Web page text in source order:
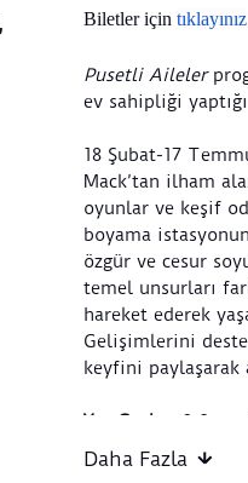
Biletler için tıklayınız
Pusetli Aileler
ev sahipliği
18 Şubat-17
Mack’tan ilham
oyunlar ve keşif
boyama
özgür ve cesur
temel unsurları
hareket ederek
Gelişimlerini
keyfini paylaşarak
Yaş Grubu: 2-3
Etkinlik Başlangıç
Daha Fazla